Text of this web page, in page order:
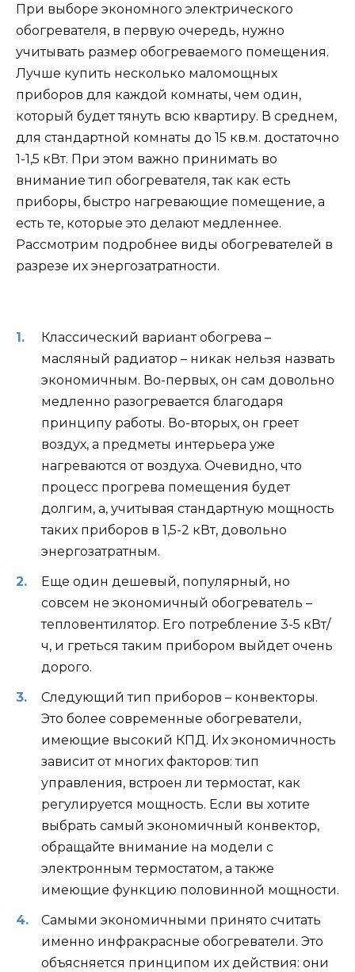
При выборе экономного электрического
обогревателя, в первую очередь, нужно
учитывать размер обогреваемого помещения.
Лучше купить несколько маломощных
приборов для каждой комнаты, чем один,
который будет тянуть всю квартиру. В среднем,
для стандартной комнаты до 15 кв.м. достаточно
1-1,5 кВт. При этом важно принимать во
внимание тип обогревателя, так как есть
приборы, быстро нагревающие помещение, а
есть те, которые это делают медленнее.
Рассмотрим подробнее виды обогревателей в
разрезе их энергозатратности.
Классический вариант обогрева –
масляный радиатор – никак нельзя назвать
экономичным. Во-первых, он сам довольно
медленно разогревается благодаря
принципу работы. Во-вторых, он греет
воздух, а предметы интерьера уже
нагреваются от воздуха. Очевидно, что
процесс прогрева помещения будет
долгим, а, учитывая стандартную мощность
таких приборов в 1,5-2 кВт, довольно
энергозатратным.
Еще один дешевый, популярный, но
совсем не экономичный обогреватель –
тепловентилятор. Его потребление 3-5 кВт/
ч, и греться таким прибором выйдет очень
дорого.
Следующий тип приборов – конвекторы.
Это более современные обогреватели,
имеющие высокий КПД. Их экономичность
зависит от многих факторов: тип
управления, встроен ли термостат, как
регулируется мощность. Если вы хотите
выбрать самый экономичный конвектор,
обращайте внимание на модели с
электронным термостатом, а также
имеющие функцию половинной мощности.
Самыми экономичными принято считать
именно инфракрасные обогреватели. Это
объясняется принципом их действия: они